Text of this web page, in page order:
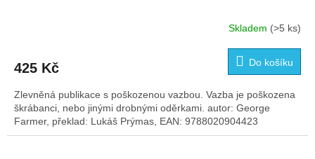
Skladem (>5 ks)
425 Kč Do košíku
Zlevněná publikace s poškozenou vazbou. Vazba je poškozena
škrábanci, nebo jinými drobnými oděrkami. autor: George
Farmer, překlad: Lukáš Prýmas, EAN: 9788020904423